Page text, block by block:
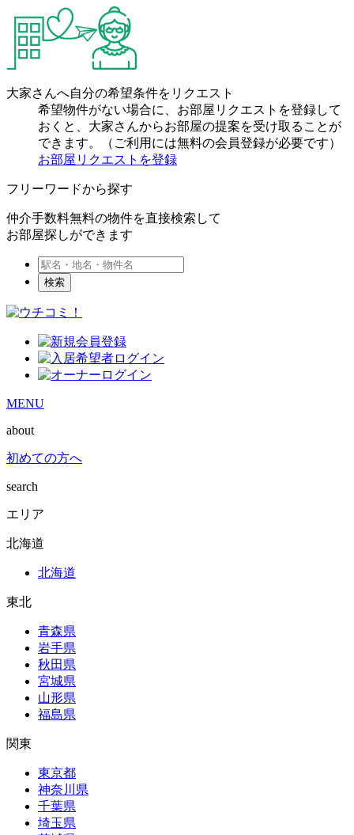
大家さんへ自分の希望条件をリクエスト
希望物件がない場合に、お部屋リクエストを登録して
おくと、大家さんからお部屋の提案を受け取ることが
できます。（ご利用には無料の会員登録が必要です）
お部屋リクエストを登録
フリーワードから探す
仲介手数料無料の物件を直接検索して
お部屋探しができます
検索
MENU
about
初めての方へ
search
エリア
北海道
北海道
東北
青森県
岩手県
秋田県
宮城県
山形県
福島県
関東
東京都
神奈川県
千葉県
埼玉県